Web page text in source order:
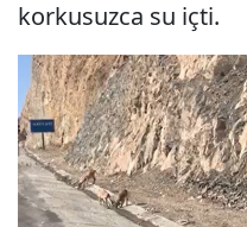
korkusuzca su içti.